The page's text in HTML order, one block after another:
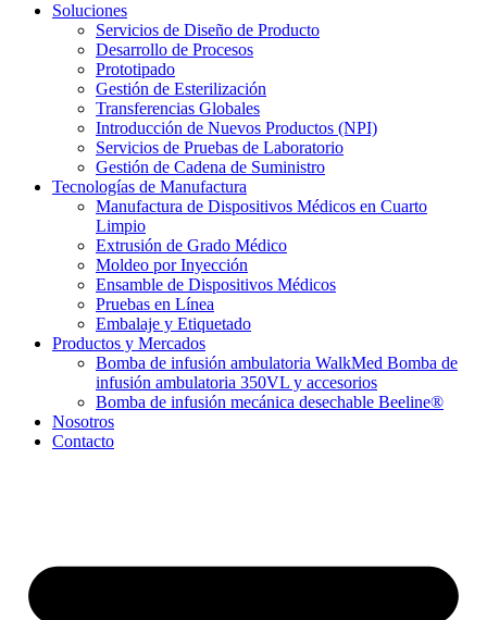
Soluciones
Servicios de Diseño de Producto
Desarrollo de Procesos
Prototipado
Gestión de Esterilización
Transferencias Globales
Introducción de Nuevos Productos (NPI)
Servicios de Pruebas de Laboratorio
Gestión de Cadena de Suministro
Tecnologías de Manufactura
Manufactura de Dispositivos Médicos en Cuarto
Limpio
Extrusión de Grado Médico
Moldeo por Inyección
Ensamble de Dispositivos Médicos
Pruebas en Línea
Embalaje y Etiquetado
Productos y Mercados
Bomba de infusión ambulatoria WalkMed Bomba de
infusión ambulatoria 350VL y accesorios
Bomba de infusión mecánica desechable Beeline®
Nosotros
Contacto